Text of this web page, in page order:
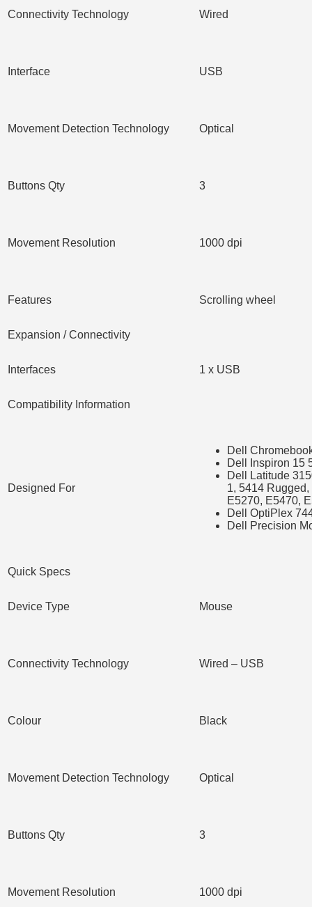
Connectivity Technology Wired
Interface USB
Movement Detection Technology Optical
Buttons Qty 3
Movement Resolution 1000 dpi
Features Scrolling wheel
Expansion / Connectivity
Interfaces 1 x USB
Compatibility Information
Designed For
Dell
Dell Inspiron 15
Dell Latitude
1, 5414
E5270, E5470,
Dell OptiPlex
Dell Precision
Quick Specs
Device Type Mouse
Connectivity Technology Wired – USB
Colour Black
Movement Detection Technology Optical
Buttons Qty 3
Movement Resolution 1000 dpi